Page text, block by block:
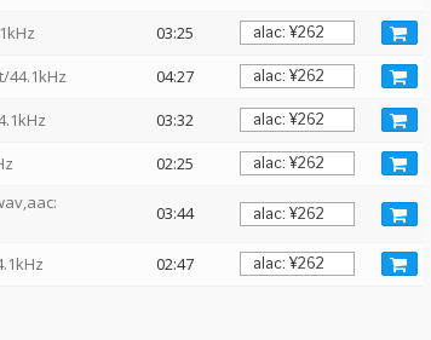
03:25
44.1kHz
04:27
03:32
02:25
03:44
02:47